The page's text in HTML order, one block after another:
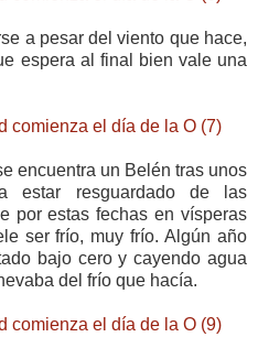
a pesar del viento que hace,
espera al final bien vale una
encuentra un Belén tras unos
estar resguardado de las
por estas fechas en vísperas
ser frío, muy frío. Algún año
bajo cero y cayendo agua
del frío que hacía.